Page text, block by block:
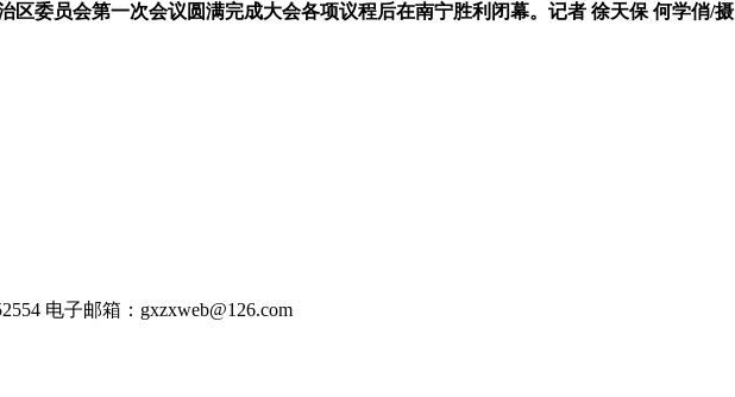
委员会第一次会议圆满完成大会各项议程后在南宁胜利闭幕。记者 徐天保 何学俏/摄
电子邮箱：gxzxweb@126.com